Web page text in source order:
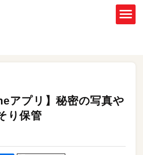
アプリ】秘密の写真や
り保管